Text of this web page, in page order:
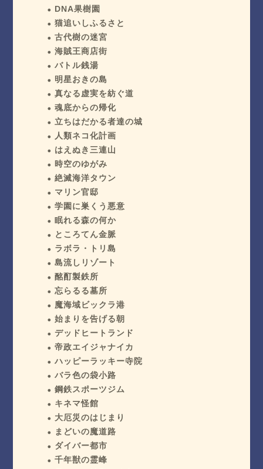
DNA果樹園
猫追いしふるさと
古代樹の迷宮
海賊王商店街
バトル銭湯
明星おきの島
真なる虚実を紡ぐ道
魂底からの帰化
立ちはだかる者達の城
人類ネコ化計画
はえぬき三連山
時空のゆがみ
絶滅海洋タウン
マリン官邸
学園に巣くう悪意
眠れる森の何か
ところてん金脈
ラボラ・トリ島
島流しリゾート
酩酊製鉄所
忘らるる墓所
魔海域ビックラ港
始まりを告げる朝
デッドヒートランド
帝政エイジャナイカ
ハッピーラッキー寺院
バラ色の袋小路
鋼鉄スポーツジム
キネマ怪館
大厄災のはじまり
まどいの魔道路
ダイバー都市
千年獣の霊峰